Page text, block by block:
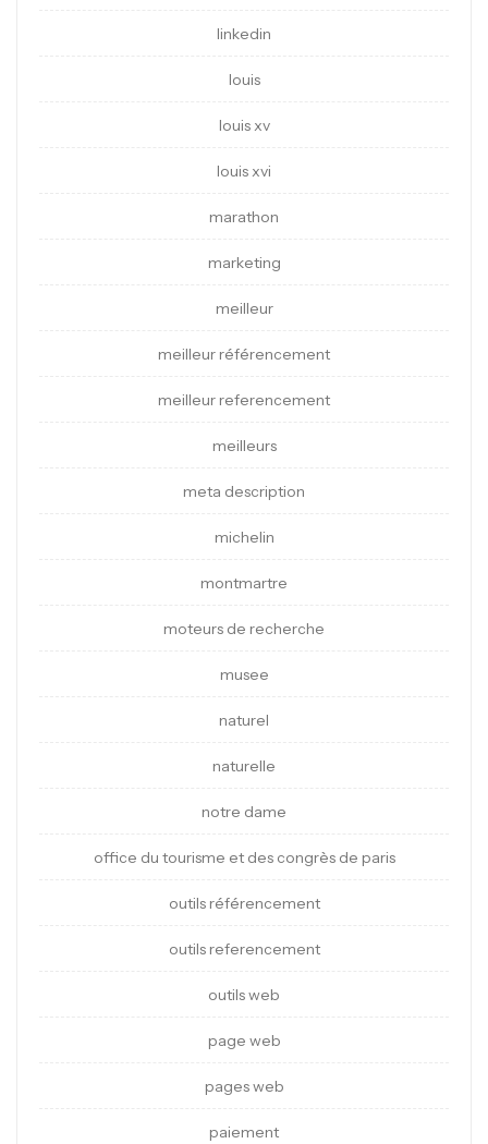
linkedin
louis
louis xv
louis xvi
marathon
marketing
meilleur
meilleur référencement
meilleur referencement
meilleurs
meta description
michelin
montmartre
moteurs de recherche
musee
naturel
naturelle
notre dame
office du tourisme et des congrès de paris
outils référencement
outils referencement
outils web
page web
pages web
paiement